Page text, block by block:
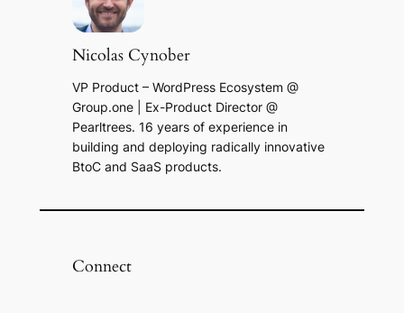
Nicolas Cynober
VP Product – WordPress Ecosystem @
Group.one | Ex-Product Director @
Pearltrees. 16 years of experience in
building and deploying radically innovative
BtoC and SaaS products.
Connect